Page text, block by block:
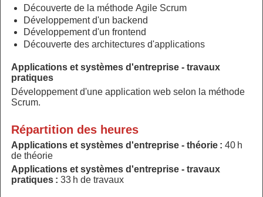
Découverte de la méthode Agile Scrum
Développement d'un backend
Développement d'un frontend
Découverte des architectures d'applications
Applications et systèmes d'entreprise - travaux
pratiques
Développement d'une application web selon la méthode
Scrum.
Répartition des heures
Applications et systèmes d'entreprise - théorie : 40 h
de théorie
Applications et systèmes d'entreprise - travaux
pratiques : 33 h de travaux